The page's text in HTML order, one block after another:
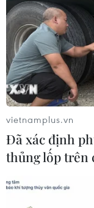
vietnamplus.vn
Đã xác định
thủng lốp trên